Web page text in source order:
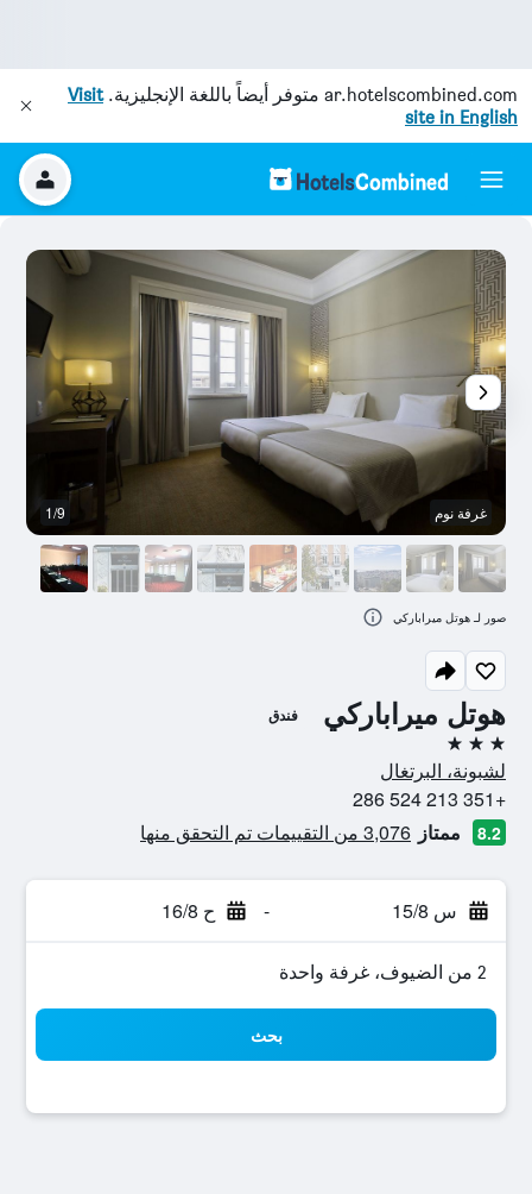
ar.hotelscombined.com متوفر أيضاً باللغة الإنجليزية.Visit
site in English
هوتل ميراباركي فندق
3 نجوم
لشبونة، البرتغال
+351 213 524 286
8.2 ممتاز 3,076 من التقييمات تم التحقق منها
س 15/8 - ح 16/8
2 من الضيوف، غرفة واحدة
بحث
غرفة نوم 1/9
صور لـ هوتل ميراباركي